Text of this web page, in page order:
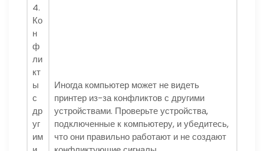
4.
Ко
н
ф
ли
кт
ы
с
др
уг
им
Иногда компьютер может не видеть
принтер из-за конфликтов с другими
устройствами. Проверьте устройства,
подключенные к компьютеру, и убедитесь,
что они правильно работают и не создают